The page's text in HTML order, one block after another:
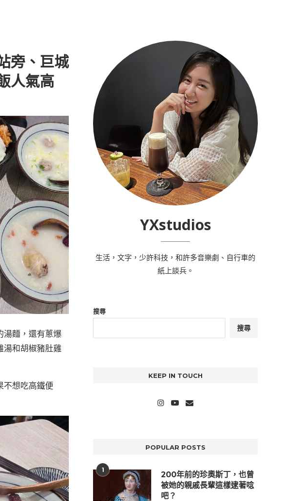
旁、巨城
人氣高
湯麵，還有蔥爆
湯和胡椒豬肚雞
不想吃高鐵便
YXstudios
生活，文字，少許科技，和許多音樂劇、自行車的
紙上談兵。
搜尋
搜尋
KEEP IN TOUCH
POPULAR POSTS
1
200年前的珍奧斯丁，也曾
被她的親戚長輩這樣逮著唸
吧？